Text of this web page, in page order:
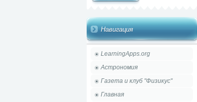
Навигация
LearningApps.org
Астрономия
Газета и клуб "Физикус"
Главная